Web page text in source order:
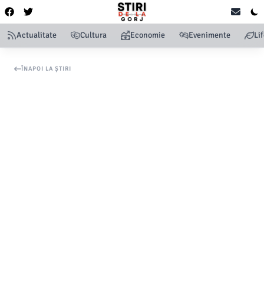
Actualitate Cultura Economie Evenimente
ÎNAPOI LA ȘTIRI